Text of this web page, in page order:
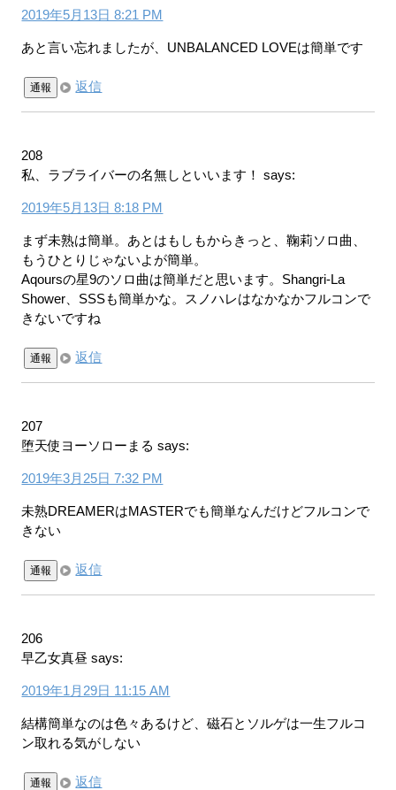
2019年5月13日 8:21 PM
あと言い忘れましたが、UNBALANCED LOVEは簡単です
通報 返信
208
私、ラブライバーの名無しといいます！
says:
2019年5月13日 8:18 PM
まず未熟は簡単。あとはもしもからきっと、鞠莉ソロ曲、
もうひとりじゃないよが簡単。
Aqoursの星9のソロ曲は簡単だと思います。Shangri-La
Shower、SSSも簡単かな。スノハレはなかなかフルコンで
きないですね
通報 返信
207
堕天使ヨーソローまる says:
2019年3月25日 7:32 PM
未熟DREAMERはMASTERでも簡単なんだけどフルコンで
きない
通報 返信
206
早乙女真昼 says:
2019年1月29日 11:15 AM
結構簡単なのは色々あるけど、磁石とソルゲは一生フルコ
ン取れる気がしない
通報 返信